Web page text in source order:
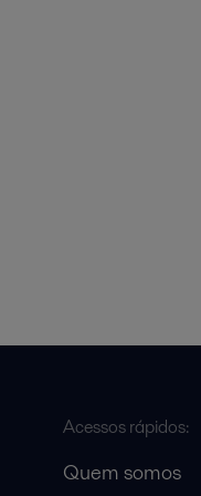
Acessos rápidos:
Quem somos